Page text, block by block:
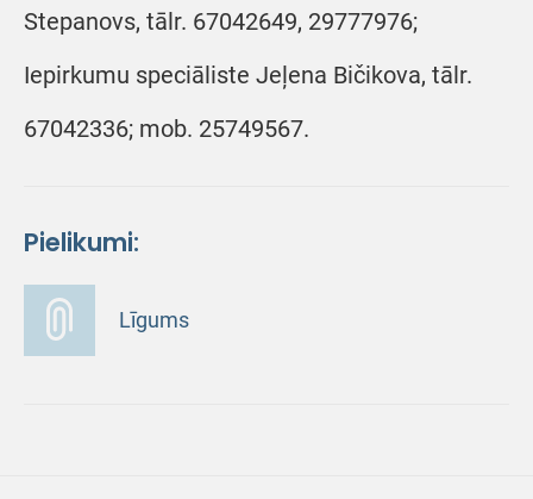
Stepanovs, tālr. 67042649, 29777976;
Iepirkumu speciāliste Jeļena Bičikova, tālr.
67042336; mob. 25749567.
Pielikumi:
Līgums